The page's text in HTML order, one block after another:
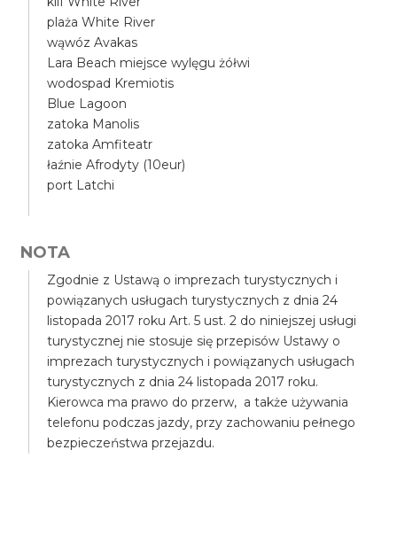
plaża White River
wąwóz Avakas
Lara Beach miejsce wylęgu żółwi
wodospad Kremiotis
Blue Lagoon
zatoka Manolis
zatoka Amfiteatr
łaźnie Afrodyty (10eur)
port Latchi
NOTA
Zgodnie z Ustawą o imprezach turystycznych i
powiązanych usługach turystycznych z dnia 24
listopada 2017 roku Art. 5 ust. 2 do niniejszej usługi
turystycznej nie stosuje się przepisów Ustawy o
imprezach turystycznych i powiązanych usługach
turystycznych z dnia 24 listopada 2017 roku.
Kierowca ma prawo do przerw, a także używania
telefonu podczas jazdy, przy zachowaniu pełnego
bezpieczeństwa przejazdu.